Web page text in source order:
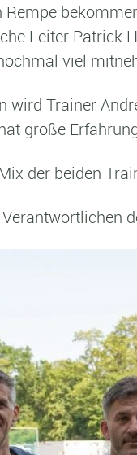
Rempe
Leiter Patrick
viel
wird Trainer
große
der beiden